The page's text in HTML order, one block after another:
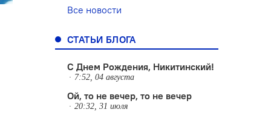
Все новости
СТАТЬИ БЛОГА
С Днем Рождения, Никитинский!
7:52, 04 августа
Ой, то не вечер, то не вечер
20:32, 31 июля